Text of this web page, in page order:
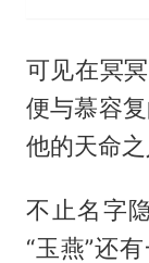
可见在冥
便与慕容
他的天命之
不止名字
“玉燕”还